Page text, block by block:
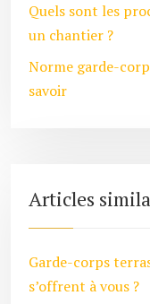
Quels sont les
un chantier ?
Norme garde-
savoir
Articles
Garde-corps
s’offrent à vous ?